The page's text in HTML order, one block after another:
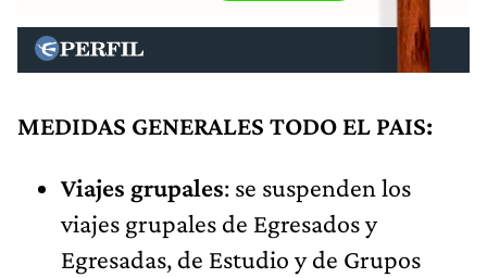
MEDIDAS GENERALES TODO EL PAIS:
Viajes grupales: se suspenden los
viajes grupales de Egresados y
Egresadas, de Estudio y de Grupos